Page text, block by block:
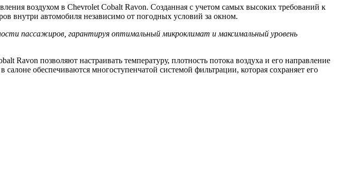
воздухом в Chevrolet Cobalt Ravon. Созданная с учетом самых высоких требований к
внутри автомобиля независимо от погодных условий за окном.
пассажиров, гарантируя оптимальный микроклимат и максимальный уровень
Ravon позволяют настраивать температуру, плотность потока воздуха и его направление
обеспечиваются многоступенчатой системой фильтрации, которая сохраняет его